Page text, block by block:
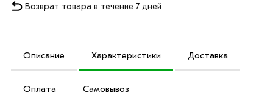
Возврат товара в течение 7 дней
Описание Характеристики Доставка
Оплата Самовывоз